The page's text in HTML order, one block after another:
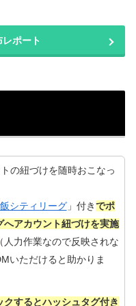
ポート
の紐づけを随時おこなっ
シティリーグ」付きでポ
へアカウント紐づけを実施
（人力作業なので反映されな
いただけると助かりま
するとハッシュタグ付き